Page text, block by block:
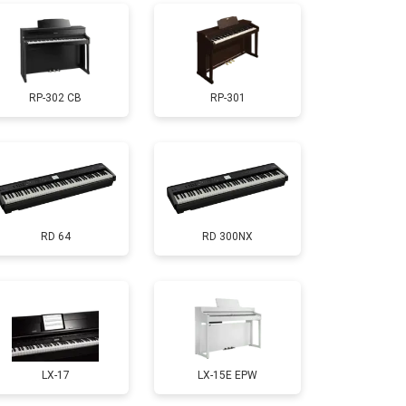
1200 ₽ Заказать
1500 ₽ Заказать
2000 ₽ Заказать
Заказать
1200 ₽
RP-302 CB RP-301
RD 64 RD 300NX
LX-17 LX-15E EPW